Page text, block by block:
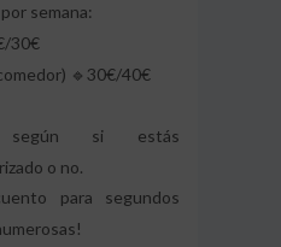
semana:
30€
🔹 30€/40€
si estás
o no.
para segundos